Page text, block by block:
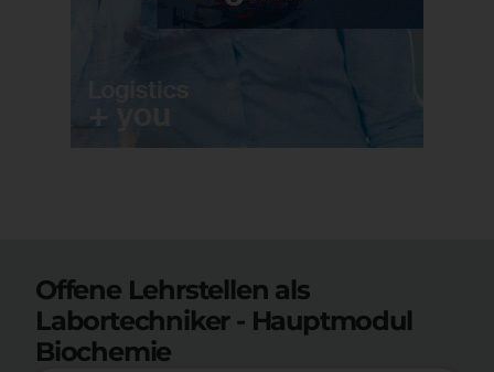
Offene Lehrstellen als
Labortechniker - Hauptmodul
Biochemie